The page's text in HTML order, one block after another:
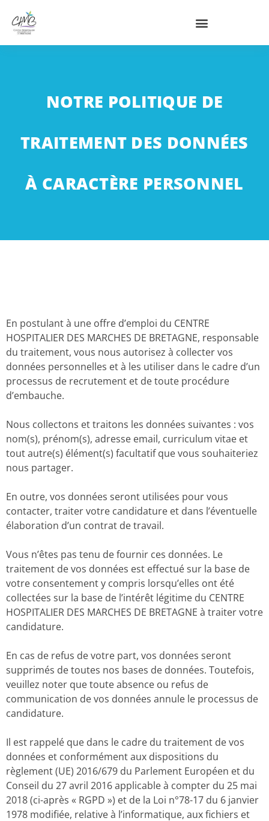
NOTRE POLITIQUE DE
TRAITEMENT DES DONNÉES
À CARACTÈRE PERSONNEL
En postulant à une offre d’emploi du CENTRE
HOSPITALIER DES MARCHES DE BRETAGNE, responsable
du traitement, vous nous autorisez à collecter vos
données personnelles et à les utiliser dans le cadre d’un
processus de recrutement et de toute procédure
d’embauche.
Nous collectons et traitons les données suivantes : vos
nom(s), prénom(s), adresse email, curriculum vitae et
tout autre(s) élément(s) facultatif que vous souhaiteriez
nous partager.
En outre, vos données seront utilisées pour vous
contacter, traiter votre candidature et dans l’éventuelle
élaboration d’un contrat de travail.
Vous n’êtes pas tenu de fournir ces données. Le
traitement de vos données est effectué sur la base de
votre consentement y compris lorsqu’elles ont été
collectées sur la base de l’intérêt légitime du CENTRE
HOSPITALIER DES MARCHES DE BRETAGNE à traiter votre
candidature.
En cas de refus de votre part, vos données seront
supprimés de toutes nos bases de données. Toutefois,
veuillez noter que toute absence ou refus de
communication de vos données annule le processus de
candidature.
Il est rappelé que dans le cadre du traitement de vos
données et conformément aux dispositions du
règlement (UE) 2016/679 du Parlement Européen et du
Conseil du 27 avril 2016 applicable à compter du 25 mai
2018 (ci-après « RGPD ») et de la Loi n°78-17 du 6 janvier
1978 modifiée, relative à l’informatique, aux fichiers et